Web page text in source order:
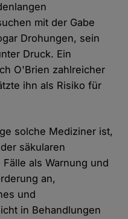
mit der Gabe
Drohungen, sein
Druck. Ein
O'Brien zahlreicher
ihn als Risiko für
solche Mediziner ist,
säkularen
als Warnung und
an,
und
in Behandlungen